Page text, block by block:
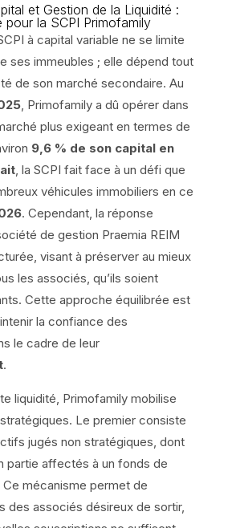
et Gestion de la Liquidité :
pour la SCPI Primofamily
à capital variable ne se limite
ses immeubles ; elle dépend tout
de son marché secondaire. Au
, Primofamily a dû opérer dans
plus exigeant en termes de
9,6 % de son capital en
, la SCPI fait face à un défi que
véhicules immobiliers en ce
. Cependant, la réponse
de gestion Praemia REIM
visant à préserver au mieux
les associés, qu’ils soient
Cette approche équilibrée est
la confiance des
le cadre de leur
.
liquidité, Primofamily mobilise
Le premier consiste
jugés non stratégiques, dont
partie affectés à un fonds de
mécanisme permet de
des associés désireux de sortir,